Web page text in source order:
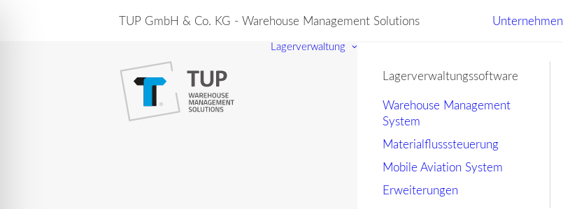
TUP GmbH & Co. KG - Warehouse Management Solutions Unternehmen
Lagerverwaltung
Lagerverwaltungssoftware
Warehouse Management
System
Materialflusssteuerung
Mobile Aviation System
Erweiterungen